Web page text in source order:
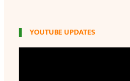
YOUTUBE UPDATES